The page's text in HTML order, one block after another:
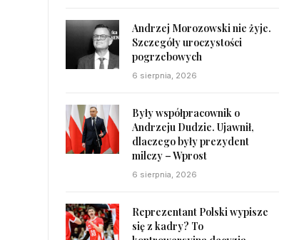
Andrzej Morozowski nie żyje.
Szczegóły uroczystości
pogrzebowych
6 sierpnia, 2026
Były współpracownik o
Andrzeju Dudzie. Ujawnił,
dlaczego były prezydent
milczy – Wprost
6 sierpnia, 2026
Reprezentant Polski wypisze
się z kadry? To